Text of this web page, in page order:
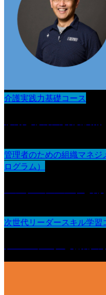
介護実践力基礎コース
管理者のための組織マネ
ログラム）
次世代リーダースキル学習